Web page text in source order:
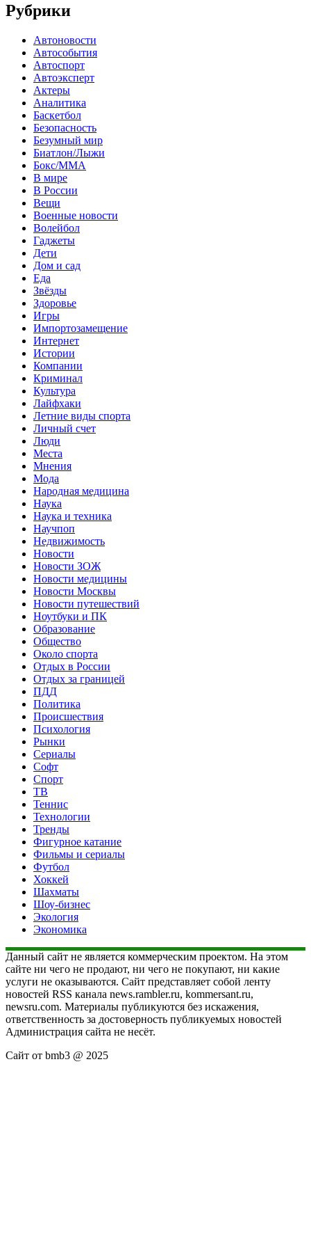
Рубрики
Автоновости
Автособытия
Автоспорт
Автоэксперт
Актеры
Аналитика
Баскетбол
Безопасность
Безумный мир
Биатлон/Лыжи
Бокс/MMA
В мире
В России
Вещи
Военные новости
Волейбол
Гаджеты
Дети
Дом и сад
Еда
Звёзды
Здоровье
Игры
Импортозамещение
Интернет
Истории
Компании
Криминал
Культура
Лайфхаки
Летние виды спорта
Личный счет
Люди
Места
Мнения
Мода
Народная медицина
Наука
Наука и техника
Научпоп
Недвижимость
Новости
Новости ЗОЖ
Новости медицины
Новости Москвы
Новости путешествий
Ноутбуки и ПК
Образование
Общество
Около спорта
Отдых в России
Отдых за границей
ПДД
Политика
Происшествия
Психология
Рынки
Сериалы
Софт
Спорт
ТВ
Теннис
Технологии
Тренды
Фигурное катание
Фильмы и сериалы
Футбол
Хоккей
Шахматы
Шоу-бизнес
Экология
Экономика
Данный сайт не является коммерческим проектом. На этом
сайте ни чего не продают, ни чего не покупают, ни какие
услуги не оказываются. Сайт представляет собой ленту
новостей RSS канала news.rambler.ru, kommersant.ru,
newsru.com. Материалы публикуются без искажения,
ответственность за достоверность публикуемых новостей
Администрация сайта не несёт.
Сайт от bmb3 @ 2025